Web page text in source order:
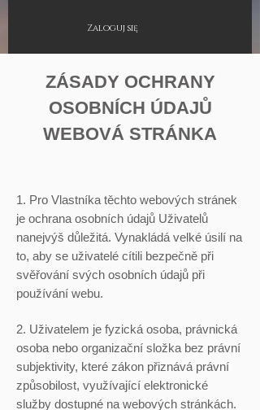
Zaloguj się
ZÁSADY OCHRANY
OSOBNÍCH ÚDAJŮ
WEBOVÁ STRÁNKA
1. Pro Vlastníka těchto webových stránek
je ochrana osobních údajů Uživatelů
nanejvýš důležitá. Vynakládá velké úsilí na
to, aby se uživatelé cítili bezpečně při
svěřování svých osobních údajů při
používání webu.
2. Uživatelem je fyzická osoba, právnická
osoba nebo organizační složka bez právní
subjektivity, které zákon přiznává právní
způsobilost, využívající elektronické
služby dostupné na webových stránkách.